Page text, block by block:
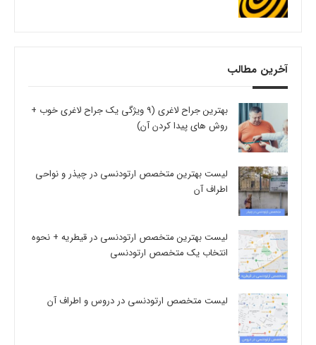
آخرین مطالب
بهترین جراح لاغری (9 ویژگی یک جراح لاغری خوب +
روش های پیدا کردن آن)
لیست بهترین متخصص ارتودنسی در چیذر و نواحی
اطراف آن
لیست بهترین متخصص ارتودنسی در قیطریه + نحوه
انتخاب یک متخصص ارتودنسی
لیست متخصص ارتودنسی در دروس و اطراف آن